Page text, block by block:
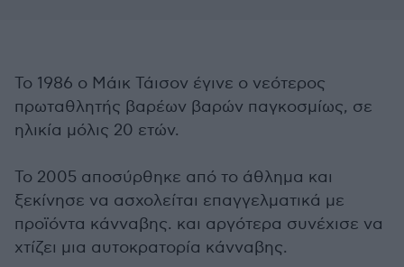
Το 1986 ο Μάικ Τάισον έγινε ο νεότερος
πρωταθλητής βαρέων βαρών παγκοσμίως, σε
ηλικία μόλις 20 ετών.
Το 2005 αποσύρθηκε από το άθλημα και
ξεκίνησε να ασχολείται επαγγελματικά με
προϊόντα κάνναβης. και αργότερα συνέχισε να
χτίζει μια αυτοκρατορία κάνναβης.